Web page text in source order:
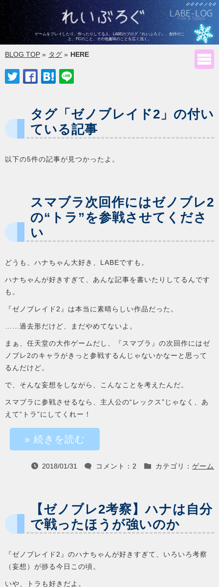
ゲームをプレイしたり、作ったりしてる人、LABEのブログ『れいぶろぐ』。 創作のこ
と、PCのこと、その他趣味のことを広く浅く。

BLOG TOP » タグ » HERE
   
タグ「ゼノブレイド2」の付い
ている記事
以下の5件の記事が見つかったよ。
スマブラ次回作にはゼノブレ2
の“トラ”を参戦させてくださ
い
どうも、ハナちゃん大好き、LABEですも。
ハナちゃんが好きすぎて、あんな記事を書いたりしてるんです
も。
『ゼノブレイド2』は本当に素晴らしい作品だった。
……過去形だけど、まだやめてないよ。
まぁ、任天堂の大作ゲームだし、『スマブラ』の次回作にはゼ
ノブレ2のキャラがきっと参戦するんじゃないかなーと思って
るんだけど。
で、そんな妄想をしながら、こんなことを考えたんだ。
スマブラに参戦させるなら、主人公の“レックス”じゃなく、あ
えて“トラ”にしてくれー！
» 続きを読む
 2018/01/31  コメント：2  カテゴリ： ゲーム
【ゼノブレ2考察】ハナは自分
で戦ったほうが強いのか
『ゼノブレイド2』のハナちゃんが好きすぎて、いろいろ考察
（妄想）が捗る今日この頃。
いや、トラも好きだよ。